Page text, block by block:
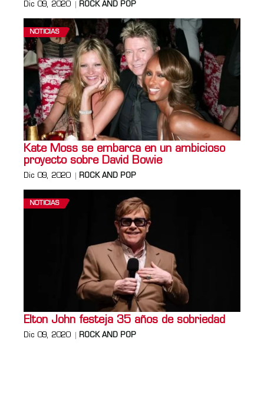
Dic 09, 2020 ROCK AND POP
NOTICIAS
Kate Moss se embarca en un ambicioso
proyecto sobre David Bowie
Dic 09, 2020 ROCK AND POP
NOTICIAS
Elton John festeja 35 años de sobriedad
Dic 09, 2020 ROCK AND POP